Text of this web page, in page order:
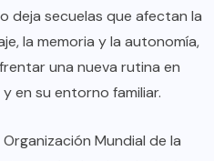
deja secuelas que afectan la
la memoria y la autonomía,
una nueva rutina en
en su entorno familiar.
Mundial de la